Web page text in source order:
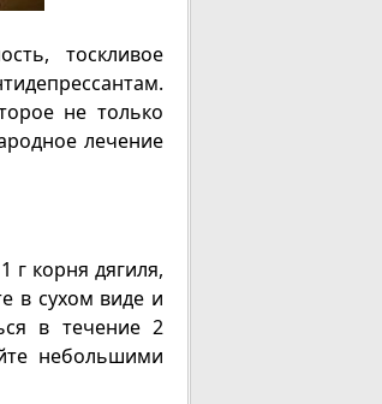
тоскливое
не только
лечение
г корня дягиля,
в сухом виде и
в течение 2
небольшими